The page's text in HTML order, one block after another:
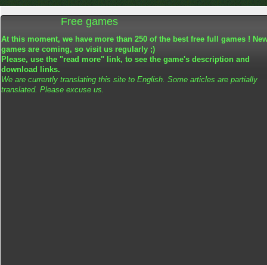
Free games
At this moment, we have more than 250 of the best free full games !
games are coming, so visit us regularly ;)
Please, use the "read more" link, to see the game's description and
download links.
We are currently translating this site to English. Some articles are partially
translated. Please excuse us.